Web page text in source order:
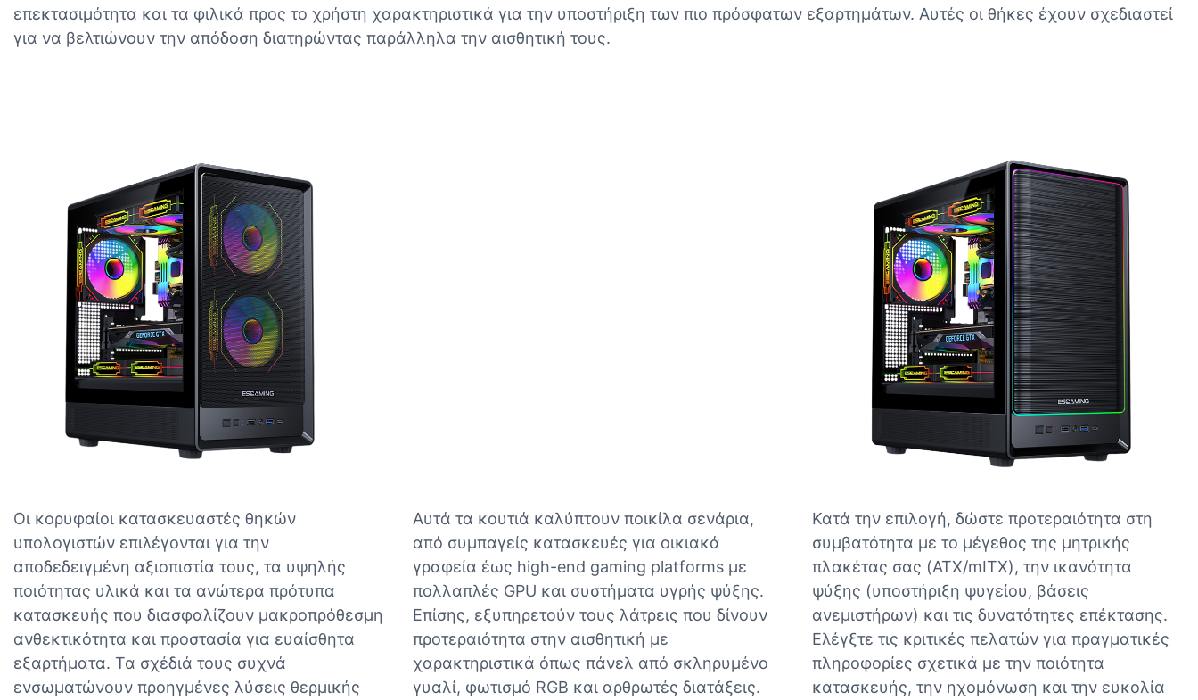
επεκτασιμότητα και τα φιλικά προς το χρήστη χαρακτηριστικά για την υποστήριξη των πιο πρόσφατων εξαρτημάτων. Αυτές οι θήκες έχουν σχεδιαστεί
για να βελτιώνουν την απόδοση διατηρώντας παράλληλα την αισθητική τους.
Οι κορυφαίοι κατασκευαστές θηκών
υπολογιστών επιλέγονται για την
αποδεδειγμένη αξιοπιστία τους, τα υψηλής
ποιότητας υλικά και τα ανώτερα πρότυπα
κατασκευής που διασφαλίζουν μακροπρόθεσμη
ανθεκτικότητα και προστασία για ευαίσθητα
εξαρτήματα. Τα σχέδιά τους συχνά
ενσωματώνουν προηγμένες λύσεις θερμικής
Αυτά τα κουτιά καλύπτουν ποικίλα σενάρια,
από συμπαγείς κατασκευές για οικιακά
γραφεία έως high-end gaming platforms με
πολλαπλές GPU και συστήματα υγρής ψύξης.
Επίσης, εξυπηρετούν τους λάτρεις που δίνουν
προτεραιότητα στην αισθητική με
χαρακτηριστικά όπως πάνελ από σκληρυμένο
γυαλί, φωτισμό RGB και αρθρωτές διατάξεις.
Κατά την επιλογή, δώστε προτεραιότητα στη
συμβατότητα με το μέγεθος της μητρικής
πλακέτας σας (ATX/mITX), την ικανότητα
ψύξης (υποστήριξη ψυγείου, βάσεις
ανεμιστήρων) και τις δυνατότητες επέκτασης.
Ελέγξτε τις κριτικές πελατών για πραγματικές
πληροφορίες σχετικά με την ποιότητα
κατασκευής, την ηχομόνωση και την ευκολία